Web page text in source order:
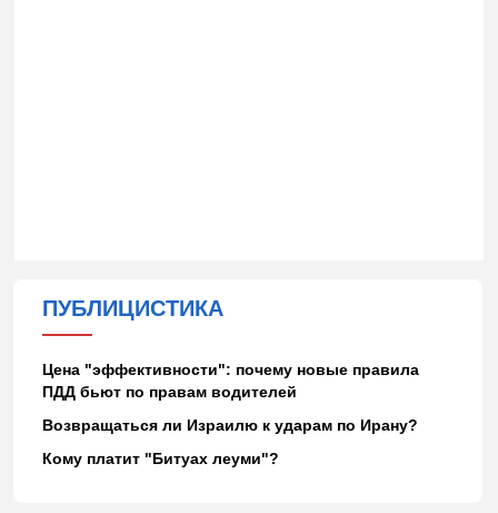
ПУБЛИЦИСТИКА
Цена "эффективности": почему новые правила
ПДД бьют по правам водителей
Возвращаться ли Израилю к ударам по Ирану?
Кому платит "Битуах леуми"?